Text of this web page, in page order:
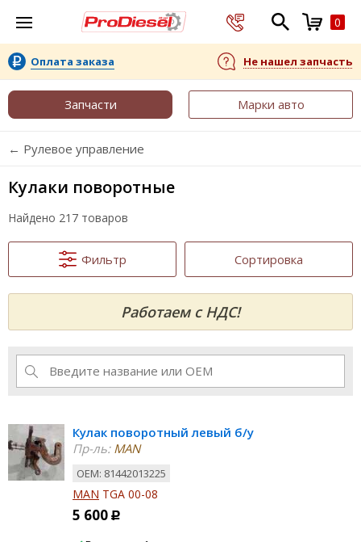
0
Оплата заказа Не нашел запчасть
Запчасти Марки авто
← Рулевое управление
Кулаки поворотные
Найдено 217 товаров
Фильтр Сортировка
Работаем с НДС!
Кулак поворотный левый б/у
Пр-ль:MAN
ОЕМ: 81442013225
MAN TGA 00-08
5 600 Р